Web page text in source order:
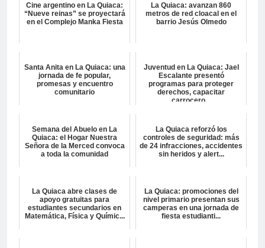
Cine argentino en La Quiaca:
“Nueve reinas” se proyectará
en el Complejo Manka Fiesta
La Quiaca: avanzan 860
metros de red cloacal en el
barrio Jesús Olmedo
Santa Anita en La Quiaca: una
jornada de fe popular,
promesas y encuentro
comunitario
Juventud en La Quiaca: Jael
Escalante presentó
programas para proteger
derechos, capacitar
carrocero...
Semana del Abuelo en La
Quiaca: el Hogar Nuestra
Señora de la Merced convoca
a toda la comunidad
La Quiaca reforzó los
controles de seguridad: más
de 24 infracciones, accidentes
sin heridos y alert...
La Quiaca abre clases de
apoyo gratuitas para
estudiantes secundarios en
Matemática, Física y Químic...
La Quiaca: promociones del
nivel primario presentan sus
camperas en una jornada de
fiesta estudianti...